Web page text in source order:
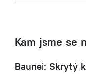
Kam jsme se
Baunei: Skrytý